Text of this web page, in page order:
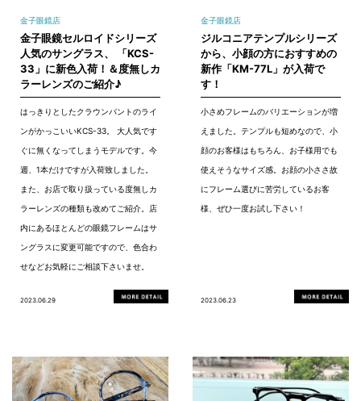
金子眼鏡店
金子眼鏡セルロイドシリーズ
人気のサングラス、 「KCS-
33」に新色入荷！＆度無しカ
ラーレンズのご紹介♪
はっきりとしたクラウンパントのライ
ンがかっこいいKCS-33。 大人気です
ぐに無くなってしまうモデルです。今
週、1本だけですが入荷致しました。
また、お店で取り扱っている度無しカ
ラーレンズの種類も改めてご紹介。店
内にあるほとんどの眼鏡フレームはサ
ングラスに変更可能ですので、色合わ
せなどお気軽にご相談下さいませ。
2023.06.29
金子眼鏡店
ジルコニアテンプルシリーズ
から、小顔の方におすすめの
新作「KM-77L」が入荷で
す！
小さめフレームのバリエーションが増
えました。テンプルも短めなので、小
顔のお客様はもちろん、お子様用でも
使えそうなサイズ感。お顔の小ささ故
にフレーム選びに苦労しているお客
様、ぜひ一度お試し下さい！
2023.06.23